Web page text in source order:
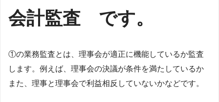
会計監査 です。
①の業務監査とは、理事会が適正に機能しているか監査
します。例えば、理事会の決議が条件を満たしているか
また、理事と理事会で利益相反していないかなどです。